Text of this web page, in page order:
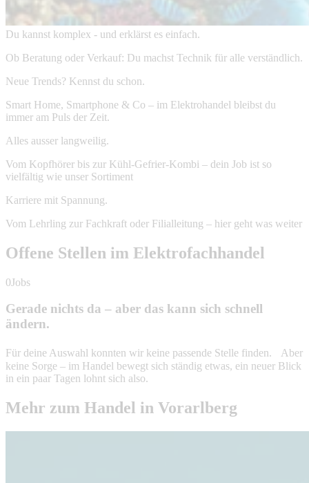
Du kannst komplex - und erklärst es einfach.
Ob Beratung oder Verkauf: Du machst Technik für alle verständlich.
Neue Trends? Kennst du schon.
Smart Home, Smartphone & Co – im Elektrohandel bleibst du
immer am Puls der Zeit.
Alles ausser langweilig.
Vom Kopfhörer bis zur Kühl-Gefrier-Kombi – dein Job ist so
vielfältig wie unser Sortiment
Karriere mit Spannung.
Vom Lehrling zur Fachkraft oder Filialleitung – hier geht was weiter
Offene Stellen im Elektrofachhandel
0Jobs
Gerade nichts da – aber das kann sich schnell
ändern.
Für deine Auswahl konnten wir keine passende Stelle finden. Aber
keine Sorge – im Handel bewegt sich ständig etwas, ein neuer Blick
in ein paar Tagen lohnt sich also.
Mehr zum Handel in Vorarlberg